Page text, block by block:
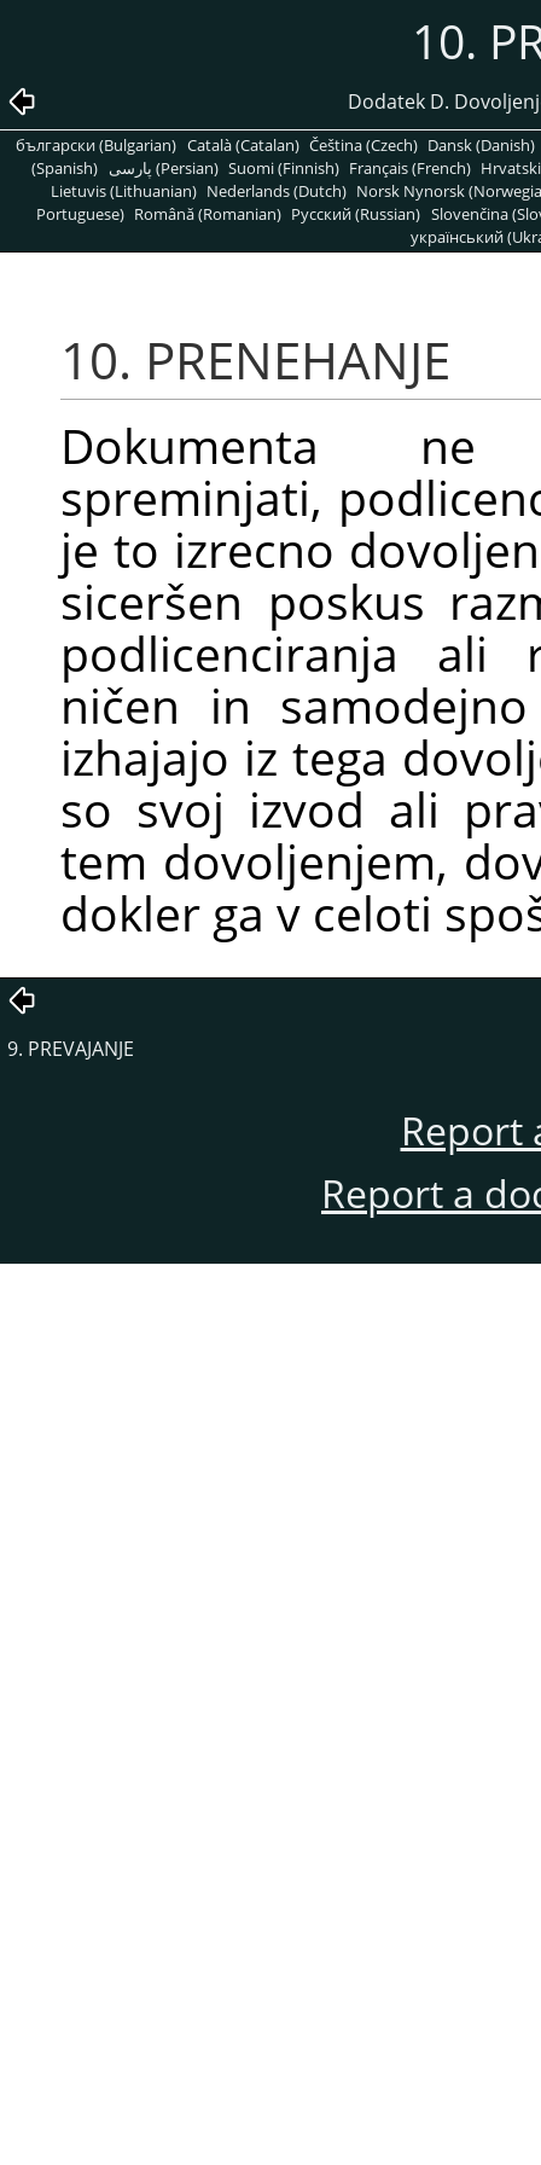
10.
Dodatek D.
български (Bulgarian) Català (Catalan) Čeština (Czech) Dansk (Danish)
(Spanish)
پارسی (Persian) Suomi (Finnish) Français (French)
Lietuvis (Lithuanian) Nederlands (Dutch) Norsk Nynorsk
Portuguese) Română (Romanian) Pусский (Russian) Slovenčina
український
10. PRENEHANJE
Dokumenta ne
spreminjati,
je to izrecno
siceršen poskus
podlicenciranja ali
ničen in
izhajajo iz tega
so svoj izvod ali
tem dovoljenjem,
dokler ga v celoti
9. PREVAJANJE
Report
Report a